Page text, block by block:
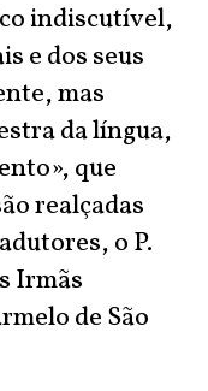
indiscutível,
e dos seus
mas
da língua,
que
realçadas
o P.
Irmãs
de São